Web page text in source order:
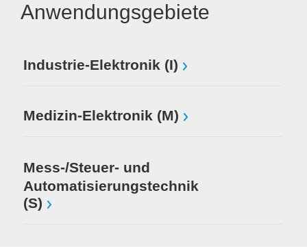
Anwendungsgebiete
Industrie-Elektronik (I)
Medizin-Elektronik (M)
Mess-/Steuer- und
Automatisierungstechnik
(S)